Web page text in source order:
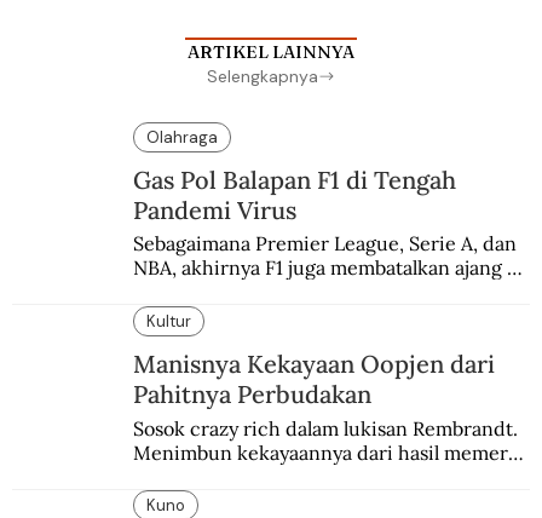
ARTIKEL LAINNYA
Selengkapnya
Olahraga
Gas Pol Balapan F1 di Tengah
Pandemi Virus
Sebagaimana Premier League, Serie A, dan
NBA, akhirnya F1 juga membatalkan ajang
enam dekade lampau.
Kultur
Manisnya Kekayaan Oopjen dari
Pahitnya Perbudakan
Sosok crazy rich dalam lukisan Rembrandt.
Menimbun kekayaannya dari hasil memeras
Kuno